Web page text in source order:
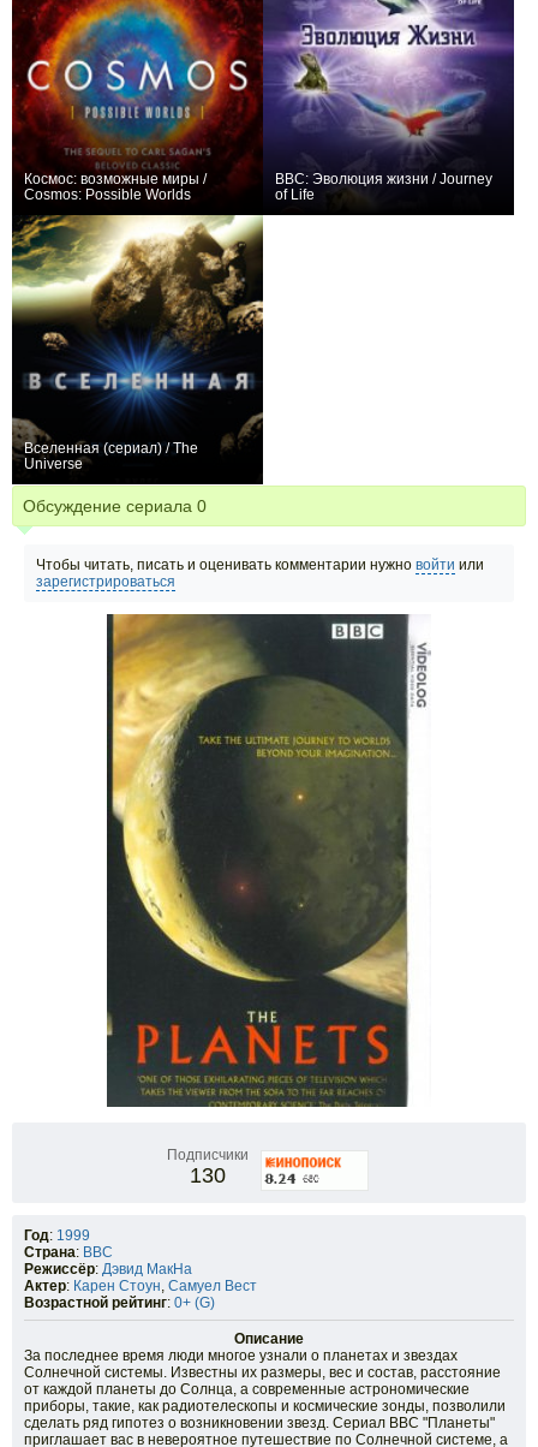
Космос: возможные миры /
Cosmos: Possible Worlds
BBC: Эволюция жизни / Journey
of Life
Вселенная (сериал) / The
Universe
Обсуждение сериала 0
Чтобы читать, писать и оценивать комментарии нужно войти или
зарегистрироваться
Подписчики
130
Год: 1999
Страна: BBC
Режиссёр: Дэвид МакНа
Актер: Карен Стоун, Самуел Вест
Возрастной рейтинг: 0+ (G)
Описание
За последнее время люди многое узнали о планетах и звездах
Солнечной системы. Известны их размеры, вес и состав, расстояние
от каждой планеты до Солнца, а современные астрономические
приборы, такие, как радиотелескопы и космические зонды, позволили
сделать ряд гипотез о возникновении звезд. Сериал ВВС "Планеты"
приглашает вас в невероятное путешествие по Солнечной системе, а